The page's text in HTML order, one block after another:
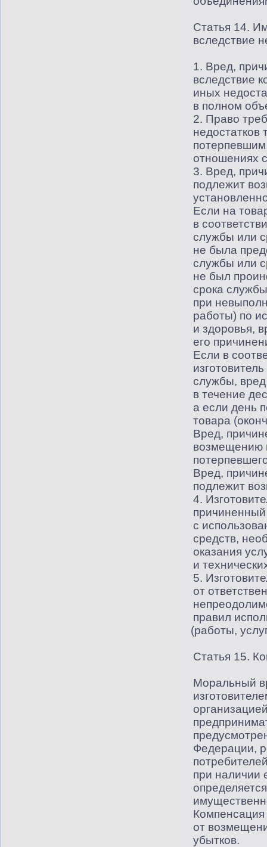
Статья 14.
вследствие
1. Вред,
вследствие
иных
в полном
2. Право
недостатков
потерпевшим
отношениях
3. Вред,
подлежит
Если на
в
службы или
не была
службы или
не был
срока
при
работы) по
и здоровья,
его
Если в
изготовитель
службы,
в течение
а если день
товара (
Вред,
возмещению
Вред,
подлежит
4.
с
средств,
оказания
и
5.
от
правил
(работы,
Статья 15.
Моральный
Федерации,
при наличии
от
убытков.